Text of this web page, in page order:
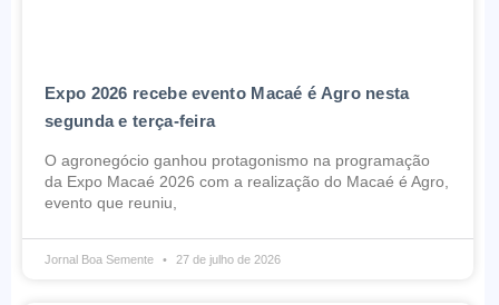
Expo 2026 recebe evento Macaé é Agro nesta
segunda e terça-feira
O agronegócio ganhou protagonismo na programação
da Expo Macaé 2026 com a realização do Macaé é Agro,
evento que reuniu,
Jornal Boa Semente 27 de julho de 2026